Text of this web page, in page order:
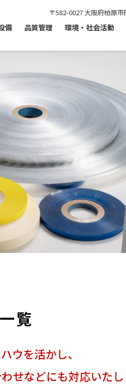
〒582-0027 大阪府柏原
備 品質管理 環境・社会活動
覧
ウを活かし、
せなどにも対応いたし